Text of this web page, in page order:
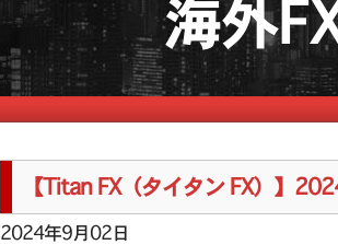
海外
【Titan FX（タイタン FX）】
2024年9月02日